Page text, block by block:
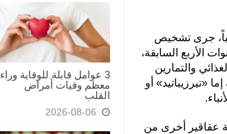
3 عوامل قابلة للوقاية وراء
معظم وفيات أمراض
القلب
2026-08-06
من 800 بالغ تقريباً، جرى تشخيص
الأربع السابقة،
والتمارين
«تيرزيباتيد» أو
عقاقير أخرى من